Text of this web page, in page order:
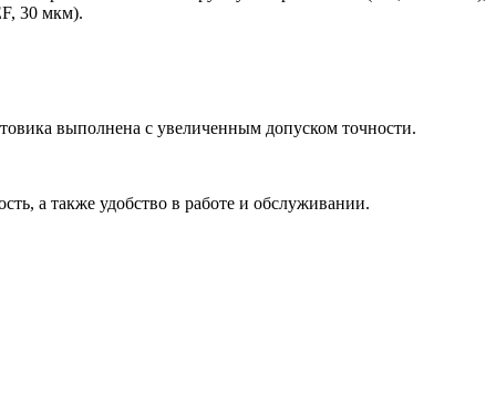
30 мкм).
выполнена с увеличенным допуском точности.
а также удобство в работе и обслуживании.